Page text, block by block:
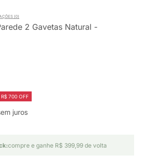
2 Gavetas Natural -
(0)
R$ 700 OFF
juros
compre e ganhe R$ 399,99 de volta